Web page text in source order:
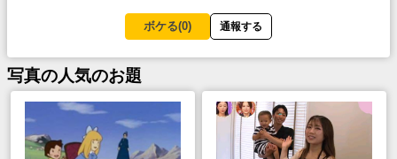
ボケる(0) 通報する
写真の人気のお題